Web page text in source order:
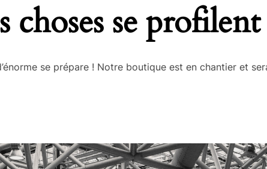
choses se
se prépare ! Notre boutique est en chantier et